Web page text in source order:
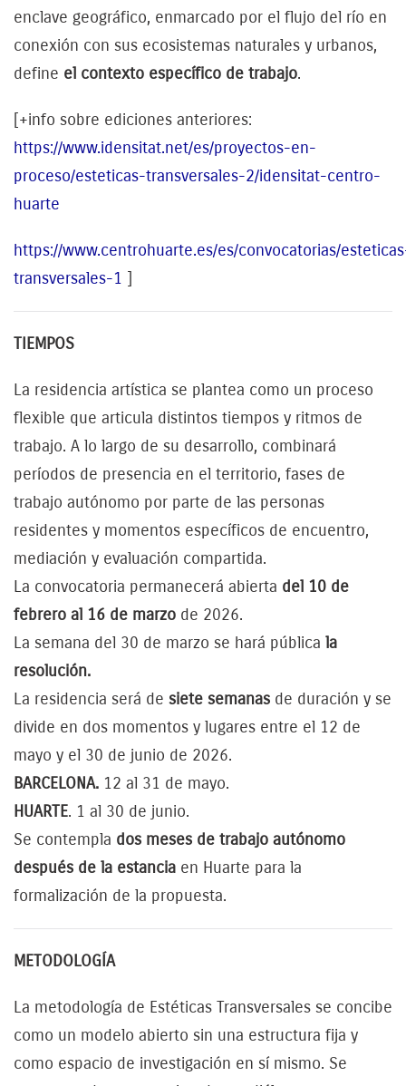
enclave geográfico, enmarcado por el flujo del río en
conexión con sus ecosistemas naturales y urbanos,
define el contexto específico de trabajo.
[+info sobre ediciones anteriores:
https://www.idensitat.net/es/proyectos-en-
proceso/esteticas-transversales-2/idensitat-centro-
huarte
https://www.centrohuarte.es/es/convocatorias/
transversales-1 ]
TIEMPOS
La residencia artística se plantea como un proceso
flexible que articula distintos tiempos y ritmos de
trabajo. A lo largo de su desarrollo, combinará
períodos de presencia en el territorio, fases de
trabajo autónomo por parte de las personas
residentes y momentos específicos de encuentro,
mediación y evaluación compartida.
La convocatoria permanecerá abierta del 10 de
febrero al 16 de marzo de 2026.
La semana del 30 de marzo se hará pública la
resolución.
La residencia será de siete semanas de duración y se
divide en dos momentos y lugares entre el 12 de
mayo y el 30 de junio de 2026.
BARCELONA. 12 al 31 de mayo.
HUARTE. 1 al 30 de junio.
Se contempla dos meses de trabajo autónomo
después de la estancia en Huarte para la
formalización de la propuesta.
METODOLOGÍA
La metodología de Estéticas Transversales se concibe
como un modelo abierto sin una estructura fija y
como espacio de investigación en sí mismo. Se